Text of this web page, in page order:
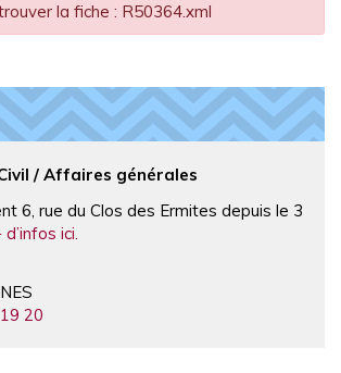
la fiche : R50364.xml
/ Affaires générales
6, rue du Clos des Ermites depuis le 3
d’infos ici.
20